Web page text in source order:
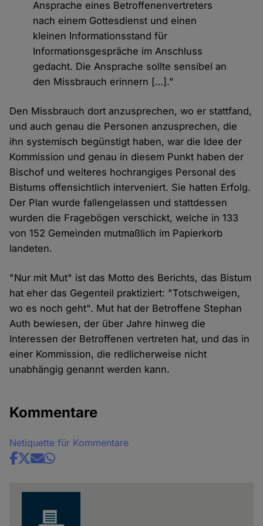
Ansprache eines Betroffenenvertreters
nach einem Gottesdienst und einen
kleinen Informationsstand für
Informationsgespräche im Anschluss
gedacht. Die Ansprache sollte sensibel an
den Missbrauch erinnern […]."
Den Missbrauch dort anzusprechen, wo er stattfand,
und auch genau die Personen anzusprechen, die
ihn systemisch begünstigt haben, war die Idee der
Kommission und genau in diesem Punkt haben der
Bischof und weiteres hochrangiges Personal des
Bistums offensichtlich interveniert. Sie hatten Erfolg.
Der Plan wurde fallengelassen und stattdessen
wurden die Fragebögen verschickt, welche in 133
von 152 Gemeinden mutmaßlich im Papierkorb
landeten.
"Nur mit Mut" ist das Motto des Berichts, das Bistum
hat eher das Gegenteil praktiziert: "Totschweigen,
wo es noch geht". Mut hat der Betroffene Stephan
Auth bewiesen, der über Jahre hinweg die
Interessen der Betroffenen vertreten hat, und das in
einer Kommission, die redlicherweise nicht
unabhängig genannt werden kann.
Kommentare
Netiquette für Kommentare
Share